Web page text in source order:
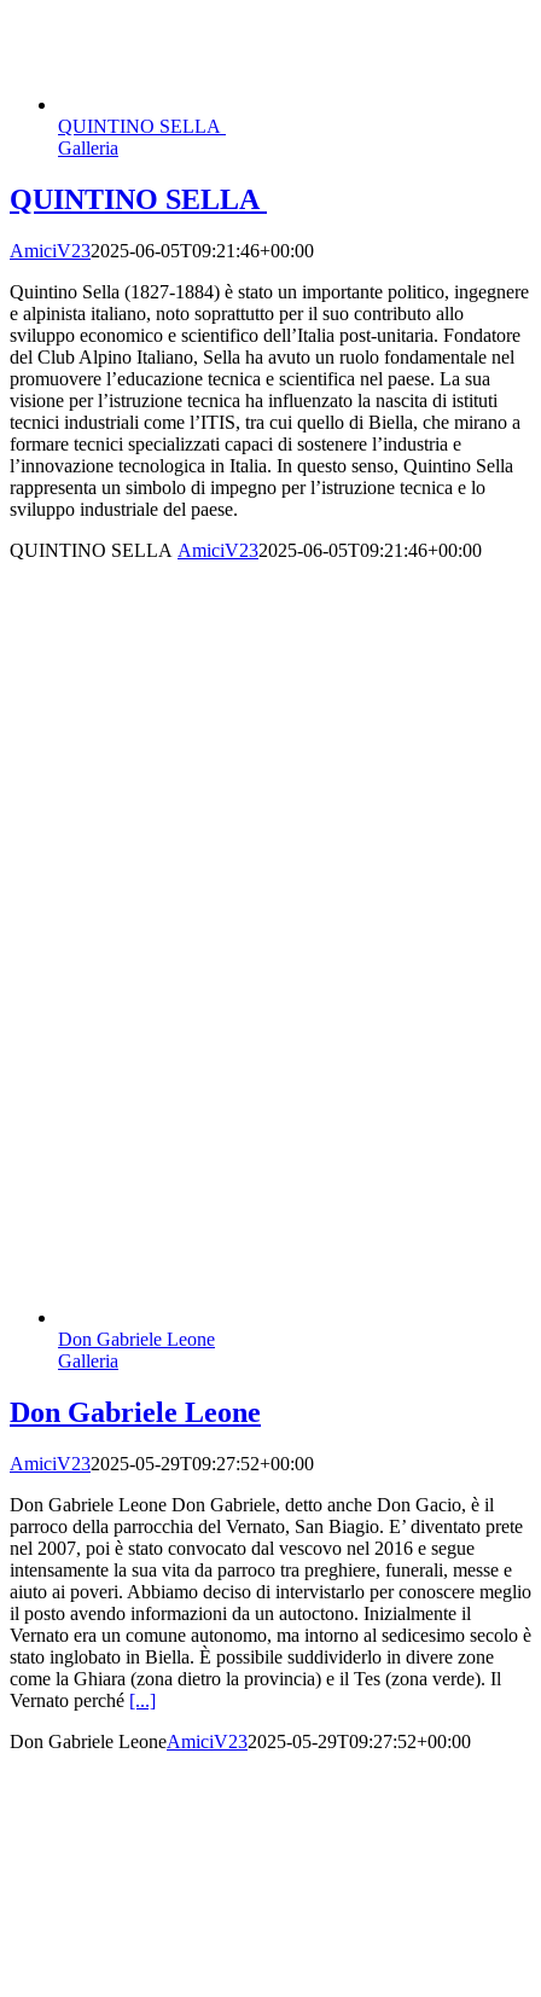
QUINTINO SELLA
Galleria
QUINTINO SELLA
AmiciV232025-06-05T09:21:46+00:00
Quintino Sella (1827-1884) è stato un importante politico, ingegnere
e alpinista italiano, noto soprattutto per il suo contributo allo
sviluppo economico e scientifico dell’Italia post-unitaria. Fondatore
del Club Alpino Italiano, Sella ha avuto un ruolo fondamentale nel
promuovere l’educazione tecnica e scientifica nel paese. La sua
visione per l’istruzione tecnica ha influenzato la nascita di istituti
tecnici industriali come l’ITIS, tra cui quello di Biella, che mirano a
formare tecnici specializzati capaci di sostenere l’industria e
l’innovazione tecnologica in Italia. In questo senso, Quintino Sella
rappresenta un simbolo di impegno per l’istruzione tecnica e lo
sviluppo industriale del paese.
QUINTINO SELLA AmiciV232025-06-05T09:21:46+00:00
Don Gabriele Leone
Galleria
Don Gabriele Leone
AmiciV232025-05-29T09:27:52+00:00
Don Gabriele Leone Don Gabriele, detto anche Don Gacio, è il
parroco della parrocchia del Vernato, San Biagio. E’ diventato prete
nel 2007, poi è stato convocato dal vescovo nel 2016 e segue
intensamente la sua vita da parroco tra preghiere, funerali, messe e
aiuto ai poveri. Abbiamo deciso di intervistarlo per conoscere meglio
il posto avendo informazioni da un autoctono. Inizialmente il
Vernato era un comune autonomo, ma intorno al sedicesimo secolo è
stato inglobato in Biella. È possibile suddividerlo in divere zone
come la Ghiara (zona dietro la provincia) e il Tes (zona verde). Il
Vernato perché [...]
Don Gabriele LeoneAmiciV232025-05-29T09:27:52+00:00